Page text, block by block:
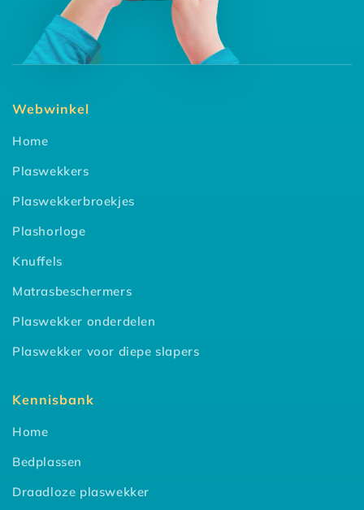
Webwinkel
Home
Plaswekkers
Plaswekkerbroekjes
Plashorloge
Knuffels
Matrasbeschermers
Plaswekker onderdelen
Plaswekker voor diepe slapers
Kennisbank
Home
Bedplassen
Draadloze plaswekker